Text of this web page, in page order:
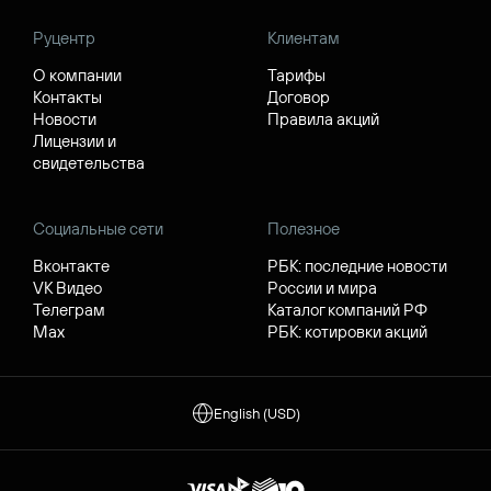
Руцентр
О компании
Контакты
Новости
Лицензии и
свидетельства
Клиентам
Тарифы
Договор
Правила акций
Социальные сети
Вконтакте
VK Видео
Телеграм
Max
Полезное
РБК: последние новости
России и мира
Каталог компаний РФ
РБК: котировки акций
English (USD)